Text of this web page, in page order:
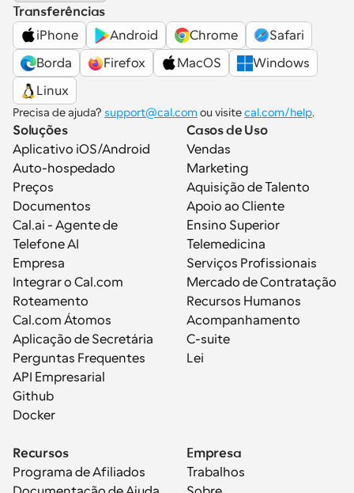
Transferências
iPhone
Android Chrome
Safari
Borda
Firefox MacOS
Windows
Linux
Precisa de ajuda? support@cal.com ou visite cal.com/help.
Soluções
Aplicativo iOS/Android
Auto-hospedado
Preços
Documentos
Cal.ai - Agente de
Telefone AI
Empresa
Integrar o Cal.com
Roteamento
Cal.com Átomos
Aplicação de Secretária
Perguntas Frequentes
API Empresarial
Github
Docker
Casos de Uso
Vendas
Marketing
Aquisição de Talento
Apoio ao Cliente
Ensino Superior
Telemedicina
Serviços Profissionais
Mercado de Contratação
Recursos Humanos
Acompanhamento
C-suite
Lei
Recursos
Programa de Afiliados
Empresa
Trabalhos